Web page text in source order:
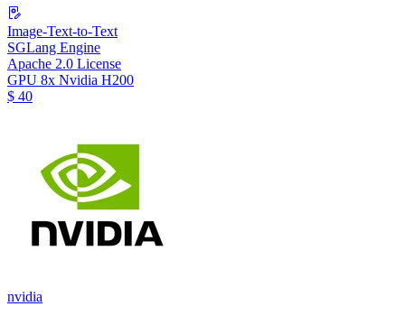
Image-Text-to-Text
SGLang Engine
Apache 2.0 License
GPU 8x Nvidia H200
$ 40
nvidia